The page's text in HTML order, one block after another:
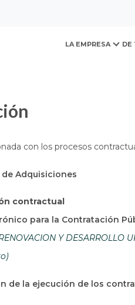
LA EMPRESA DE
con los procesos
de Adquisiciones
contractual
para la Contratación
Y
de la ejecución de los